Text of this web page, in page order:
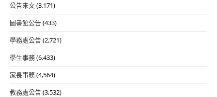
公告來文(3,171)
圖書館公告(433)
學務處公告(2,721)
學生事務(6,433)
家長事務(4,564)
教務處公告(3,532)